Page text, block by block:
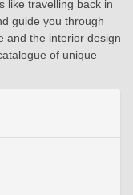
like travelling back in
guide you through
and the interior design
of unique